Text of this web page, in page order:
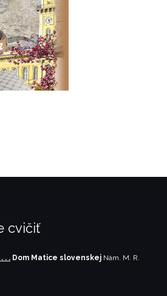
cvičiť
. . Dom Matice slovenskej Nám. M. R.